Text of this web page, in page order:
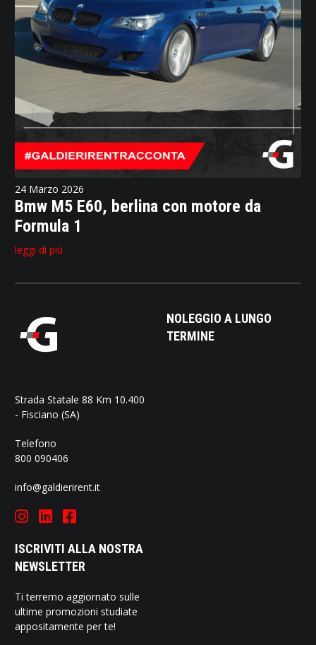
24 Marzo 2026
Bmw M5 E60, berlina con motore da
Formula 1
leggi di più
Strada Statale 88 Km 10.400
- Fisciano (SA)
Telefono
800 090406
info@galdierirent.it
ISCRIVITI ALLA NOSTRA
NEWSLETTER
Ti terremo aggiornato sulle
ultime promozioni studiate
appositamente per te!
NOLEGGIO A LUNGO
TERMINE